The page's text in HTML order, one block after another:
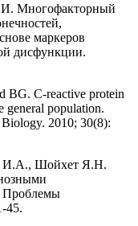
Многофакторный
маркеров
дисфункции.
BG. C-reactive protein
general population.
2010; 30(8):
И.А., Шойхет Я.Н.
Проблемы
45.